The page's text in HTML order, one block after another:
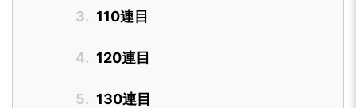
3. 110連目
4. 120連目
5. 130連目